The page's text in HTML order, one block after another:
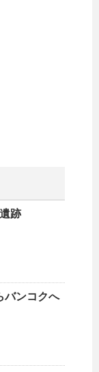
跡
バンコクへ